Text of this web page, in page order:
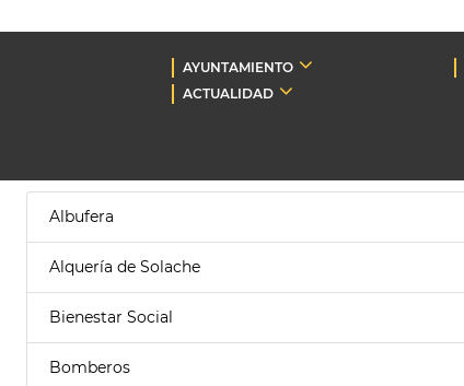
AYUNTAMIENTO
ACTUALIDAD
Albufera
Alquería de Solache
Bienestar Social
Bomberos